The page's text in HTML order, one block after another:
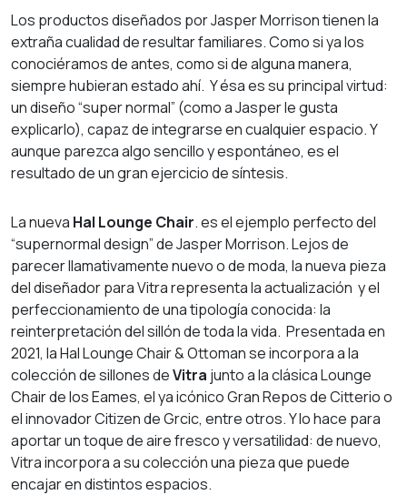
Los productos diseñados por Jasper Morrison tienen la
extraña cualidad de resultar familiares. Como si ya los
conociéramos de antes, como si de alguna manera,
siempre hubieran estado ahí. Y ésa es su principal virtud:
un diseño “super normal” (como a Jasper le gusta
explicarlo), capaz de integrarse en cualquier espacio. Y
aunque parezca algo sencillo y espontáneo, es el
resultado de un gran ejercicio de síntesis.
La nueva Hal Lounge Chair. es el ejemplo perfecto del
“supernormal design” de Jasper Morrison. Lejos de
parecer llamativamente nuevo o de moda, la nueva pieza
del diseñador para Vitra representa la actualización y el
perfeccionamiento de una tipología conocida: la
reinterpretación del sillón de toda la vida. Presentada en
2021, la Hal Lounge Chair & Ottoman se incorpora a la
colección de sillones deVitra junto a la clásica Lounge
Chair de los Eames, el ya icónico Gran Repos de Citterio o
el innovador Citizen de Grcic, entre otros. Y lo hace para
aportar un toque de aire fresco y versatilidad: de nuevo,
Vitra incorpora a su colección una pieza que puede
encajar en distintos espacios.